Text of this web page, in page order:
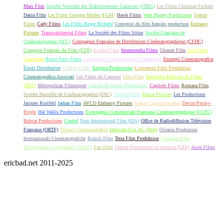
Mars Film Société Nouvelle des Établissements Gaumont (SNEG) Les Films Christian Fechner
Dania Film Les Films Georges Muller (FGM) Hawk Films Walt Disney Productions Specta
Films Cady Films Les Films Roger Richebé Comptoir du film français production Embassy
Pictures Transcontinental Films La Société des Films Sirius Société Française de
Cinématographie (SFC) Compagnie Française de Distribution Cinématographique (CFDC)
Comptoir Français du Film (CFF) Excelsa Film Intermondia Films Glomer Film Les Films
Concordia Rome Paris Films Compagnia Cinematografica Champion Emmepi Cinematografica
Étoile Distribution Clarion Films Enigma Productions Constantin Film Produktion
Cinematografica Associati Les Films du Carrosse Ultra Film Nouvelles Éditions de Films
(NEF) Metropolitan Filmexport Samuel Bronston Productions Capitole Films Romana Film
Société Nouvelle de Cinématographie (SNC) Valoria Films Rastar Pictures Les Productions
Jacques Roitfeld Jadran Film AVCO Embassy Pictures Rafran Cinematografica Devon/Persky-
Bright Hal Wallis Productions Compagnie Commerciale Française Cinématographique (CCFC)
Belstar Productions Cinétel Euro International Film (EIA) Office de Radiodiffusion Télévision
Française (ORTF) Tritone Cinematografica Deutsche Fox AG (Defa) Oceania Produzioni
Internazionali Cinematografiche Rizzoli Film Terra Film Produktion Canadian Film
Development Corporation (CFDC) Fair Film United Productions of America (UPA) Jason Films
ericbad.net 2011-2025